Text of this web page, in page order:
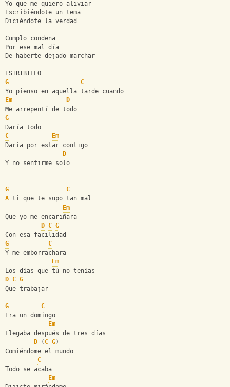
Yo que me quiero aliviar
Escribiéndote un tema
Diciéndote la verdad
Cumplo condena
Por ese mal día
De haberte dejado marchar
ESTRIBILLO
G
C
Yo pienso en aquella tarde cuando
Em
D
Me arrepentí de todo
G
Daría todo
C
Em
Daría por estar contigo
D
Y no sentirme solo
G
C
A ti que te supo tan mal
Em
Que yo me encariñara
D C G
Con esa facilidad
G
C
Y me emborrachara
Em
Los días que tú no tenías
D C G
Que trabajar
G
C
Era un domingo
Em
Llegaba después de tres días
D ( C G)
Comiéndome el mundo
C
Todo se acaba
Em